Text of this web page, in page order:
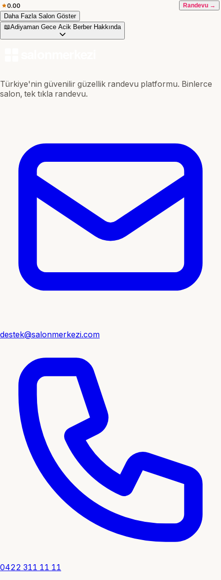
0.00 Randevu →
Daha Fazla Salon Göster
📖Adiyaman Gece Acik Berber Hakkında
Türkiye'nin güvenilir güzellik randevu platformu. Binlerce
salon, tek tıkla randevu.
destek@salonmerkezi.com
0422 311 11 11